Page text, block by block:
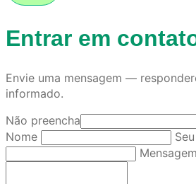
Entrar em
Envie uma mensagem —
informado.
Não preencha
Nome
Mensagem